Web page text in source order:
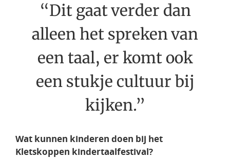
“Dit gaat verder dan
alleen het spreken van
een taal, er komt ook
een stukje cultuur bij
kijken.”
Wat kunnen kinderen doen bij het
Kletskoppen kindertaalfestival?